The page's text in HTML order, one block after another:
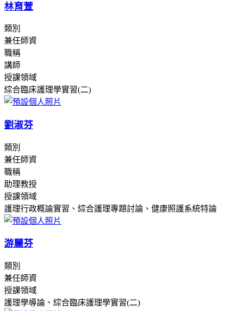
林育萱
類別
兼任師資
職稱
講師
授課領域
綜合臨床護理學實習(二)
劉淑芬
類別
兼任師資
職稱
助理教授
授課領域
護理行政概論實習、綜合護理專題討論、健康照護系統特論
游麗芬
類別
兼任師資
授課領域
護理學導論、綜合臨床護理學實習(二)